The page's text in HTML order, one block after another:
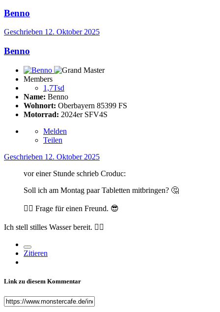
Benno
Geschrieben 12. Oktober 2025
Benno
Members
1,7Tsd
Name: Benno
Wohnort: Oberbayern 85399 FS
Motorrad: 2024er SFV4S
Melden
Teilen
Geschrieben 12. Oktober 2025
vor einer Stunde schrieb Croduc:
Soll ich am Montag paar Tabletten mitbringen? 🤔
☝ Frage für einen Freund. 😎
Ich stell stilles Wasser bereit. 👍🏻
Zitieren
Link zu diesem Kommentar